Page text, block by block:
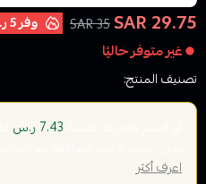
29.75 SAR
35 SAR وفر5 ر.س
غير متوفر حاليًا
تصنيف المنتج:
7.43 ر.س
اعرف أكثر